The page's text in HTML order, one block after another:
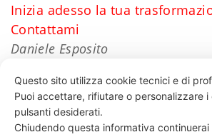
Inizia adesso la tua
Contattami
Daniele Esposito
59 LIKES
Questo sito utilizza cookie tecnici e di
Puoi accettare, rifiutare o personalizzare
pulsanti desiderati.
Chiudendo questa informativa